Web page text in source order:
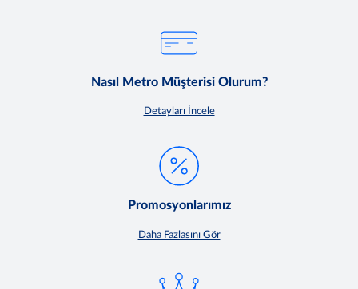
Nasıl Metro Müşterisi Olurum?
Detayları İncele
Promosyonlarımız
Daha Fazlasını Gör